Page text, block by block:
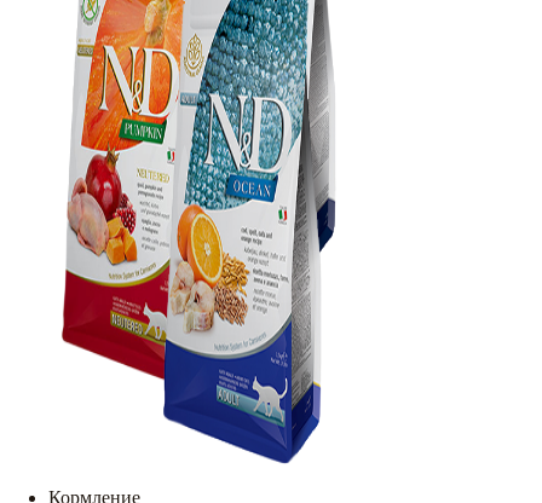
Кормление